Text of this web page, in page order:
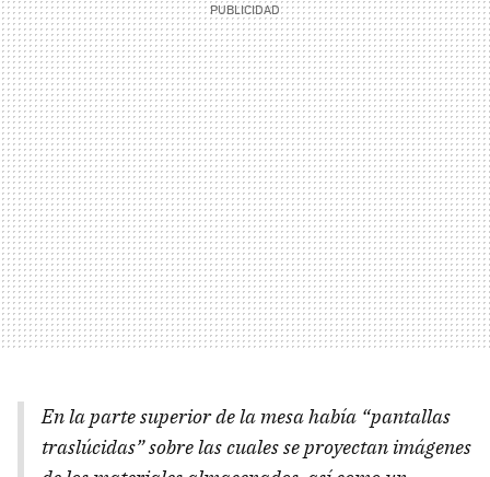
En la parte superior de la mesa había “pantallas
traslúcidas” sobre las cuales se proyectan imágenes